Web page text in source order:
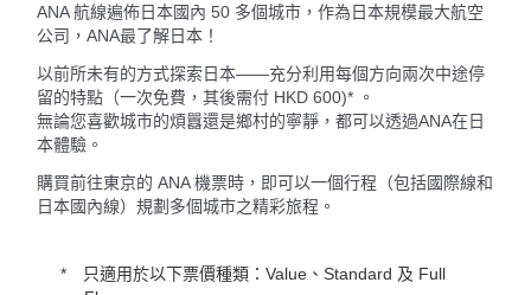
ANA ​航線遍佈日本​國內 50 多個城市​，作為日本​規模最大航空
公司，​ANA最了解日本！
以前所未有的方式探索日本——充分利用每個方向兩次中途停
留的特點（一次免費，其後需付 HKD 600)* 。
無論您喜歡城市的煩囂還是鄉村的寧靜，都可以透過ANA在日
本體驗。
購買前往東京的 ANA 機票時，即可以一個行程（包括國際線和
日本國內線）規劃多個城市之精彩旅程。
只適用於以下票價種類：Value、Standard 及 Full